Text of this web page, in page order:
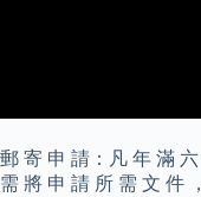
郵 寄 申 請：凡 年 滿
需 將 申 請 所 需 文 件